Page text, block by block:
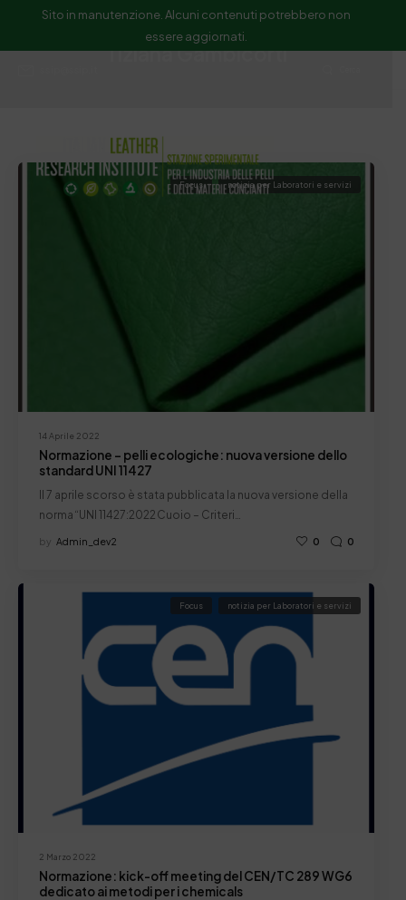
Sito in manutenzione. Alcuni contenuti potrebbero non
essere aggiornati.
Tiziana Gambicorti
14 Aprile 2022
Focus notizia per Laboratori e servizi
Normazione – pelli ecologiche: nuova versione dello
standard UNI 11427
Il 7 aprile scorso è stata pubblicata la nuova versione della
norma “UNI 11427:2022 Cuoio – Criteri…
by Admin_dev2 0 0
2 Marzo 2022
Focus notizia per Laboratori e servizi
Normazione: kick-off meeting del CEN/TC 289 WG6
dedicato ai metodi per i chemicals